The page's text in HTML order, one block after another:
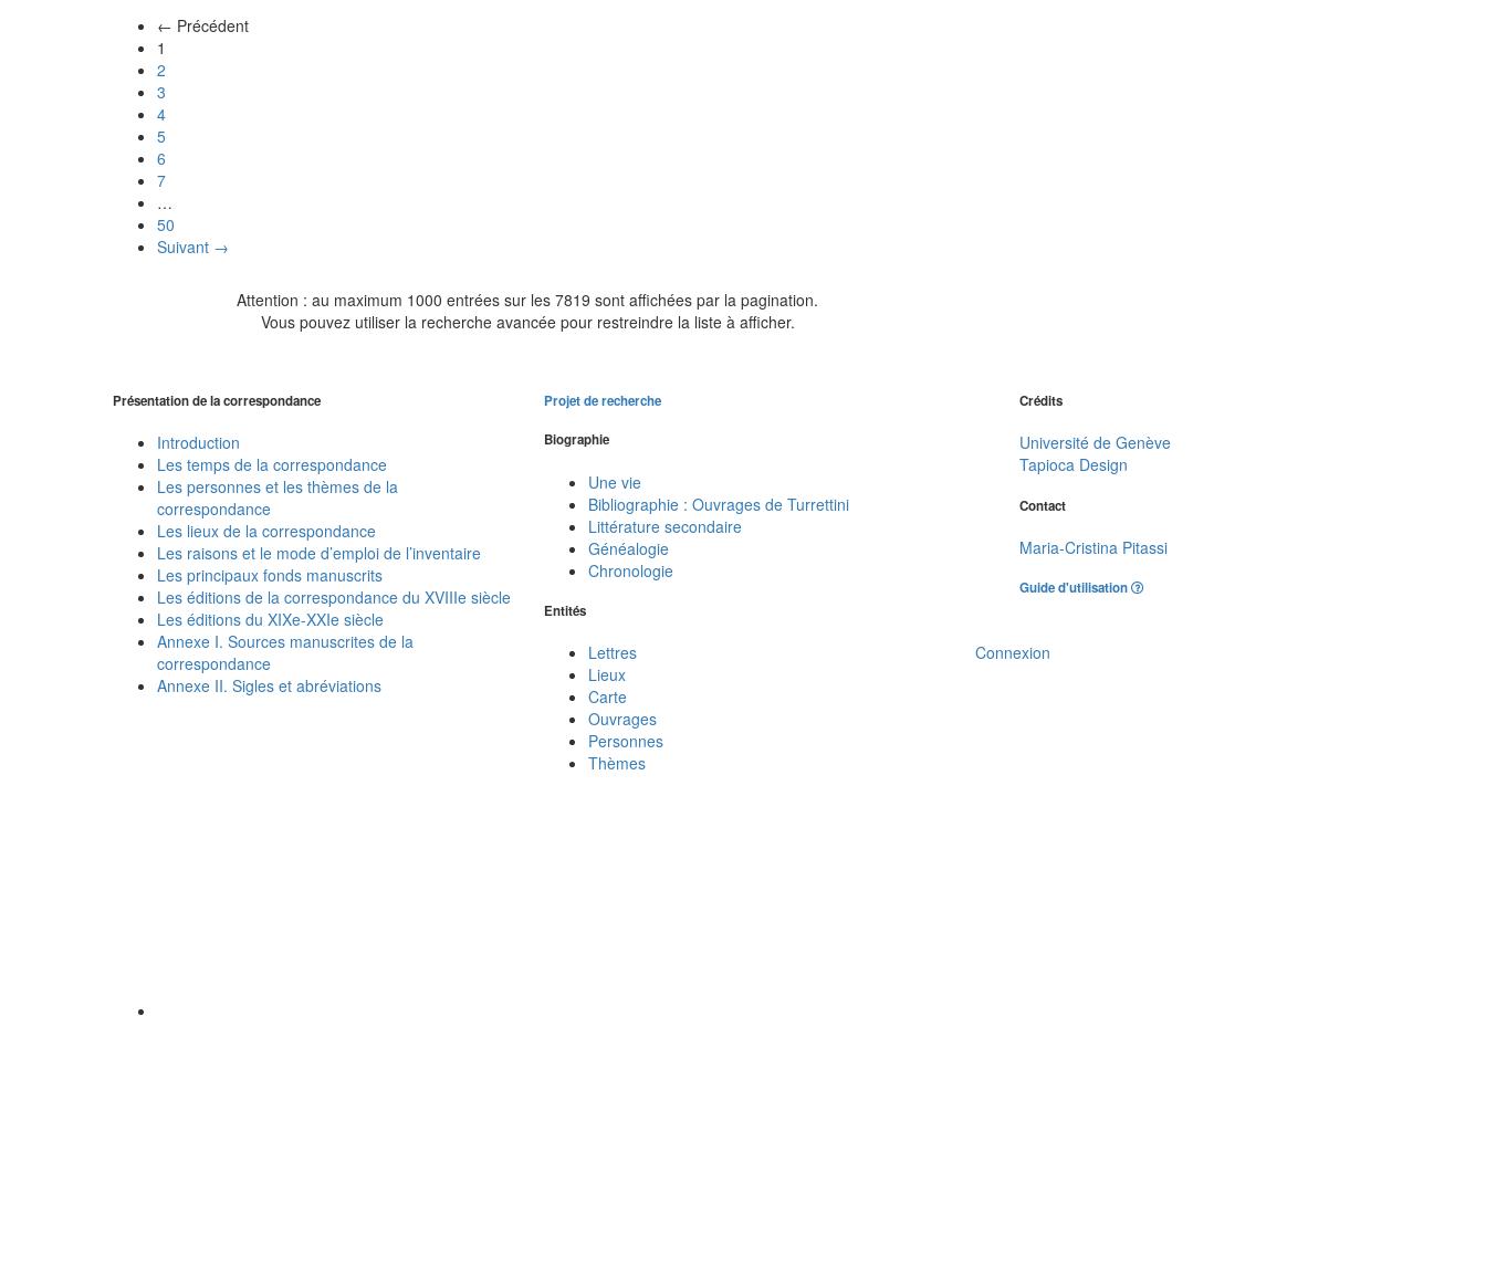
← Précédent
1
2
3
4
5
6
7
…
50
Suivant →
Attention : au maximum 1000 entrées sur les 7819 sont affichées par la pagination.
Vous pouvez utiliser la recherche avancée pour restreindre la liste à afficher.
Présentation de la correspondance
Introduction
Les temps de la correspondance
Les personnes et les thèmes de la
correspondance
Les lieux de la correspondance
Les raisons et le mode d’emploi de l’inventaire
Les principaux fonds manuscrits
Les éditions de la correspondance du XVIIIe siècle
Les éditions du XIXe-XXIe siècle
Annexe I. Sources manuscrites de la
correspondance
Annexe II. Sigles et abréviations
Projet de recherche
Biographie
Une vie
Bibliographie : Ouvrages de Turrettini
Littérature secondaire
Généalogie
Chronologie
Entités
Lettres
Lieux
Carte
Ouvrages
Personnes
Thèmes
Crédits
Université de Genève
Tapioca Design
Contact
Maria-Cristina Pitassi
Guide d'utilisation
Connexion